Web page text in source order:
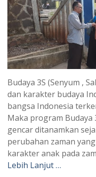
Budaya 3S (Senyum ,
dan karakter budaya
bangsa Indonesia
Maka program Budaya
gencar ditanamkan
perubahan zaman
karakter anak pada
Lebih Lanjut …